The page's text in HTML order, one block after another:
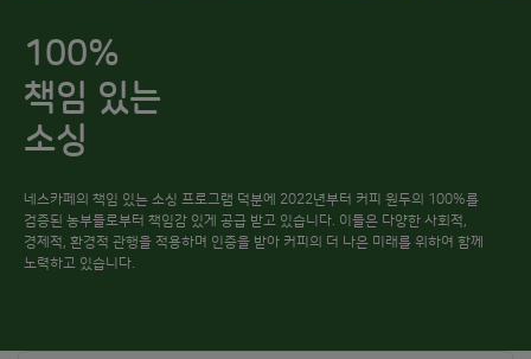
100%
책임 있는
소싱
네스카페의 책임 있는 소싱 프로그램 덕분에 2022년부터 커피 원두의 100%를
검증된 농부들로부터 책임감 있게 공급 받고 있습니다. 이들은 다양한 사회적,
경제적, 환경적 관행을 적용하며 인증을 받아 커피의 더 나은 미래를 위하여 함께
노력하고 있습니다.